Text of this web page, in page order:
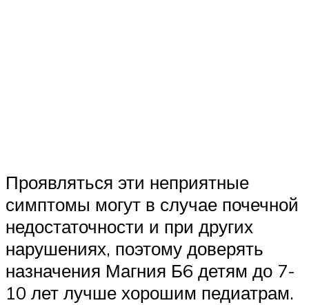
Проявляться эти неприятные
симптомы могут в случае почечной
недостаточности и при других
нарушениях, поэтому доверять
назначения Магния Б6 детям до 7-
10 лет лучше хорошим педиатрам.